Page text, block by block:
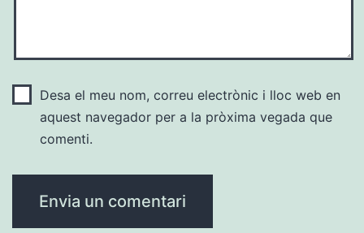
Desa el meu nom, correu electrònic i lloc web en
aquest navegador per a la pròxima vegada que
comenti.